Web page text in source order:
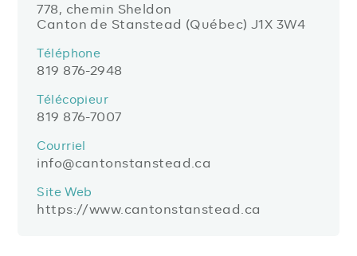
778, chemin Sheldon
Canton de Stanstead (Québec) J1X 3W4
Téléphone
819 876-2948
Télécopieur
819 876-7007
Courriel
info@cantonstanstead.ca
Site Web
https://www.cantonstanstead.ca